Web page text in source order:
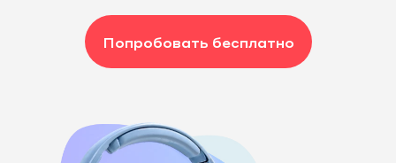
Попробовать бесплатно